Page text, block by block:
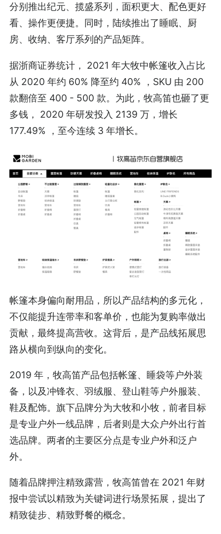
分别推出纪元、揽盛系列，面积更大、配色更好
看、操作更便捷。同时，陆续推出了睡眠、厨
房、收纳、客厅系列的产品矩阵。
据浙商证券统计， 2021 年大牧中帐篷收入占比
从 2020 年约 60% 降至约 40% ，SKU 由 200
款翻倍至 400 - 500 款。为此，牧高笛也砸了更
多钱， 2020 年研发投入 2139 万，增长
177.49% ，至今连续 3 年增长。
帐篷本身偏向耐用品，所以产品结构的多元化，
不仅能提升连带率和客单价，也能为复购率做出
贡献，最终提高营收。这背后，是产品线拓展思
路从横向到纵向的变化。
2019 年，牧高笛产品包括帐篷、睡袋等户外装
备，以及冲锋衣、羽绒服、登山鞋等户外服装、
鞋及配饰。旗下品牌分为大牧和小牧，前者目标
是专业户外一线品牌，后者则是大众户外出行首
选品牌。两者的主要区分点是专业户外和泛户
外。
随着品牌押注精致露营，牧高笛曾在 2021 年财
报中尝试以精致为关键词进行场景拓展，提出了
精致徒步、精致野餐的概念。